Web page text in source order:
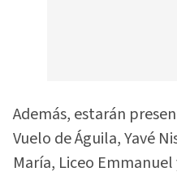
Además, estarán
Vuelo de Águila, Yavé
María, Liceo